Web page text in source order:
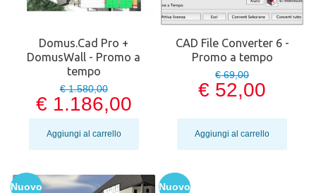
Domus.Cad Pro +
DomusWall - Promo a
tempo
€ 1.580,00
€ 1.186,00
Aggiungi al carrello
CAD File Converter 6 -
Promo a tempo
€ 69,00
€ 52,00
Aggiungi al carrello
Nuovo Nuovo